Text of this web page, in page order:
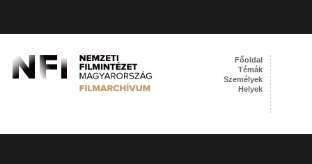
Főoldal
Témák
Személyek
Helyek